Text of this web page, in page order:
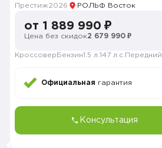
Престиж2026 РОЛЬФ Восток
от 1 889 990 ₽
Цена без скидок2 679 990 ₽
Кроссовер Бензин1.5 л. 147 л.с. Передний
Официальная гарантия
Консультация